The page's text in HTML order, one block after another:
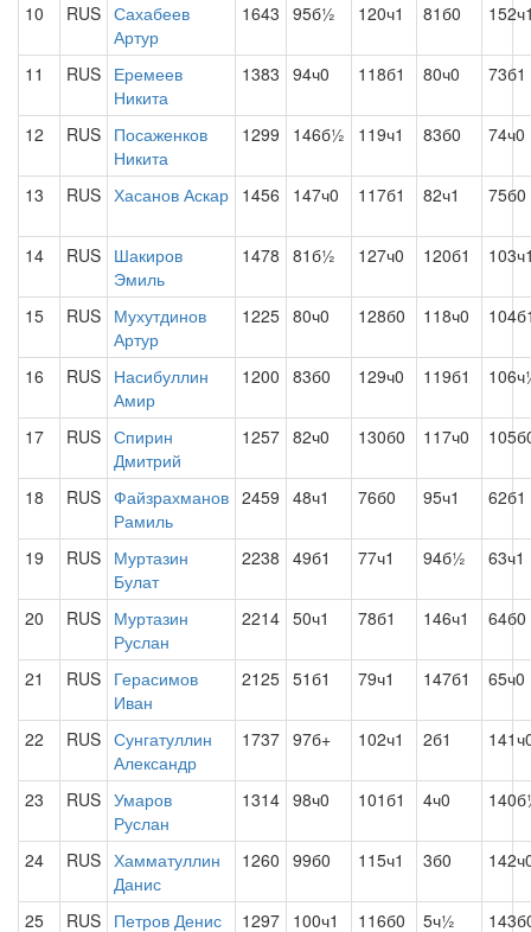
10 RUS Сахабеев
Артур
1643 95б½ 120ч1 81б0
11 RUS Еремеев
Никита
1383 94ч0 118б1 80ч0 73б1
12 RUS Посаженков
Никита
1299 146б½ 119ч1 83б0 74ч0
13 RUS Хасанов Аскар 1456 147ч0 117б1 82ч1 75б0
14 RUS Шакиров
Эмиль
1478 81б½ 127ч0 120б1
15 RUS Мухутдинов
Артур
1225 80ч0 128б0 118ч0
16 RUS Насибуллин
Амир
1200 83б0 129ч0 119б1
17 RUS Спирин
Дмитрий
1257 82ч0 130б0 117ч0
18 RUS Файзрахманов
Рамиль
2459 48ч1 76б0 95ч1 62б1
19 RUS Муртазин
Булат
2238 49б1 77ч1 94б½ 63ч1
20 RUS Муртазин
Руслан
2214 50ч1 78б1 146ч1 64б0
21 RUS Герасимов
Иван
2125 51б1 79ч1 147б1 65ч0
22 RUS Сунгатуллин
Александр
1737 97б+ 102ч1 2б1
23 RUS Умаров
Руслан
1314 98ч0 101б1 4ч0
24 RUS Хамматуллин
Данис
1260 99б0 115ч1 3б0
25 RUS Петров Денис 1297 100ч1 116б0 5ч½